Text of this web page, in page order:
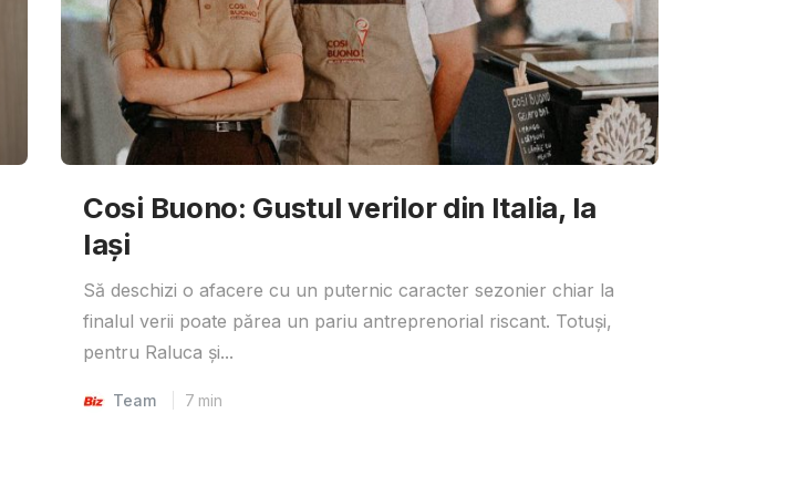
Cosi Buono: Gustul verilor din Italia, la
Iași
Să deschizi o afacere cu un puternic caracter sezonier chiar la
finalul verii poate părea un pariu antreprenorial riscant. Totuși,
pentru Raluca și...
Team 7 min